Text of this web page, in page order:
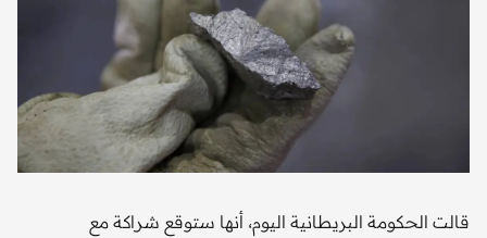
قالت الحكومة البريطانية اليوم، أنها ستوقع شراكة مع